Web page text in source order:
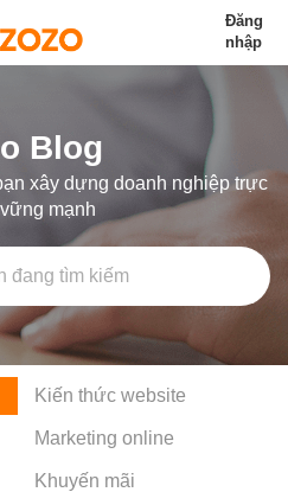
Đăng
nhập
Blog
xây dựng doanh nghiệp trực
mạnh
Kiến thức website
Marketing online
Khuyến mãi